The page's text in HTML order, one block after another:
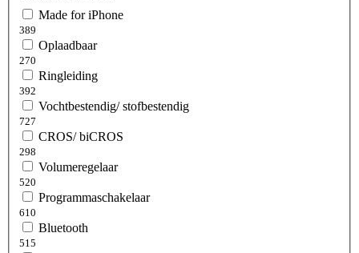
Made for iPhone
389
Oplaadbaar
270
Ringleiding
392
Vochtbestendig/ stofbestendig
727
CROS/ biCROS
298
Volumeregelaar
520
Programmaschakelaar
610
Bluetooth
515